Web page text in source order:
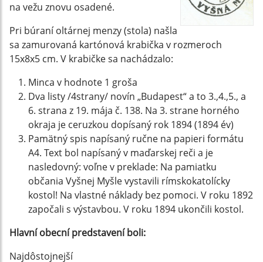
na vežu znovu osadené.
Pri búraní oltárnej menzy (stola) našla
sa zamurovaná kartónová krabička v rozmeroch
15x8x5 cm. V krabičke sa nachádzalo:
Minca v hodnote 1 groša
Dva listy /4strany/ novín „Budapest“ a to 3.,4.,5., a
6. strana z 19. mája č. 138. Na 3. strane horného
okraja je ceruzkou dopísaný rok 1894 (1894 év)
Pamätný spis napísaný ručne na papieri formátu
A4. Text bol napísaný v maďarskej reči a je
nasledovný: voľne v preklade: Na pamiatku
občania Vyšnej Myšle vystavili rímskokatolícky
kostol! Na vlastné náklady bez pomoci. V roku 1892
započali s výstavbou. V roku 1894 ukončili kostol.
Hlavní obecní predstavení boli:
Najdôstojnejší